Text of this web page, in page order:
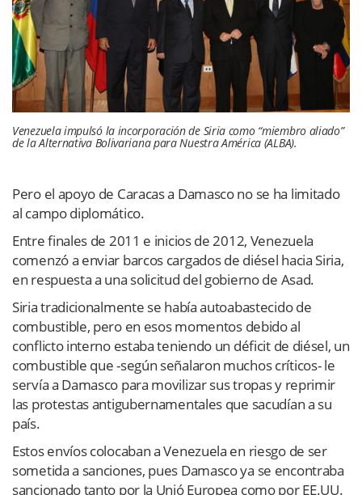
Venezuela impulsó la incorporación de Siria como “miembro aliado”
de la Alternativa Bolivariana para Nuestra América (ALBA).
Pero el apoyo de Caracas a Damasco no se ha limitado
al campo diplomático.
Entre finales de 2011 e inicios de 2012, Venezuela
comenzó a enviar barcos cargados de diésel hacia Siria,
en respuesta a una solicitud del gobierno de Asad.
Siria tradicionalmente se había autoabastecido de
combustible, pero en esos momentos debido al
conflicto interno estaba teniendo un déficit de diésel, un
combustible que -según señalaron muchos críticos- le
servía a Damasco para movilizar sus tropas y reprimir
las protestas antigubernamentales que sacudían a su
país.
Estos envíos colocaban a Venezuela en riesgo de ser
sometida a sanciones, pues Damasco ya se encontraba
sancionado tanto por la Unió Europea como por EE.UU.